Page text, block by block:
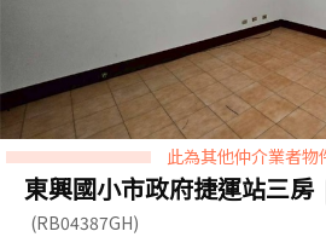
此為其他仲介業者物
東興國小市政府捷運站三房
(RB04387GH)